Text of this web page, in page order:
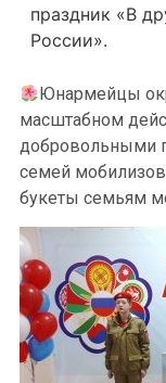
праздник «В
России».
Юнармейцы
масштабном
добровольными
семей
букеты семьям